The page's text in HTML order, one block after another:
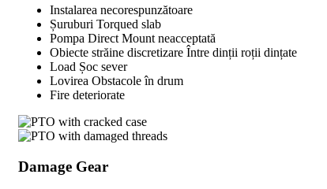
Instalarea necorespunzătoare
Șuruburi Torqued slab
Pompa Direct Mount neacceptată
Obiecte străine discretizare Între dinții roții dințate
Load Șoc sever
Lovirea Obstacole în drum
Fire deteriorate
Damage Gear